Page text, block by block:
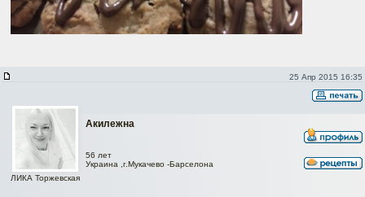
25 Апр 2015 16:35
Акилежна
ЛИКА Торжевская
56 лет
Украина ,г.Мукачево -Барселона